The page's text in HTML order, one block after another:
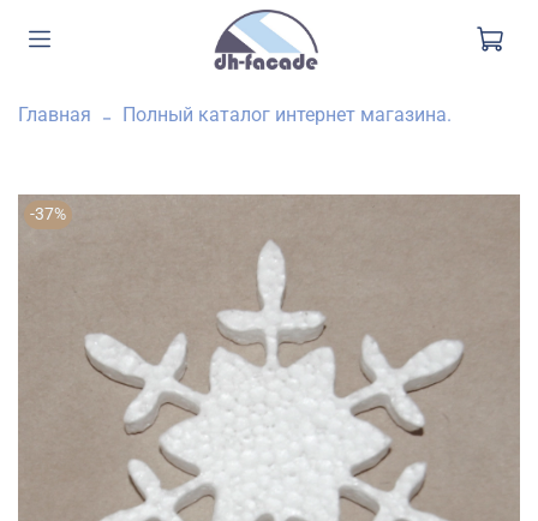
Главная Полный каталог интернет магазина.
-37%